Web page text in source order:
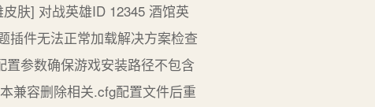
肤] 对战英雄ID 12345 酒馆英
插件无法正常加载解决方案检查
参数确保游戏安装路径不包含
兼容删除相关.cfg配置文件后重